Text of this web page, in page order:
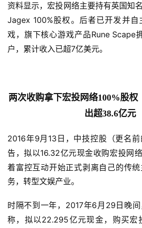
资料显示，宏投网络主要持有英国知
Jagex 100%股权。
后者已开发并自
戏，旗下核心游戏产品Rune Scape
户，累计收入已超7亿美元。
两次收购拿下宏投网络100%股权
出超38.6亿元
2016年9月13日，
中技控股（更名
告，拟以16.32亿元现金收购宏投网
着富控互动开始正式剥离自己的传
务，转型文娱产业。
时隔不到一年， 2017年6月29日晚
称，拟以22.295亿元现金，购买宏